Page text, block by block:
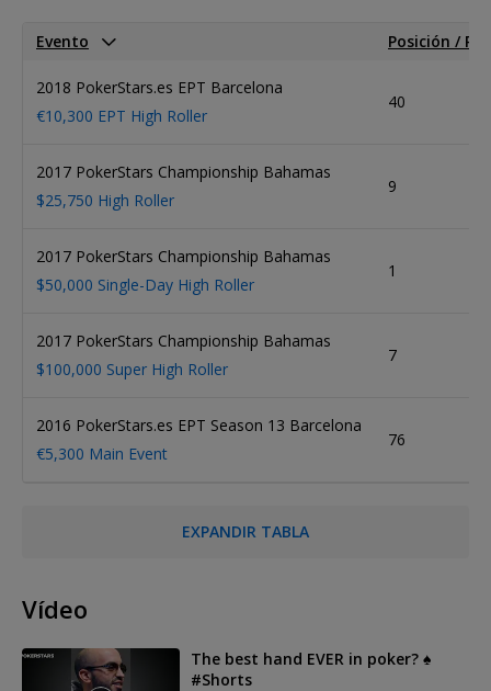
Evento Posición /
2018 PokerStars.es EPT Barcelona
€10,300 EPT High Roller
40
2017 PokerStars Championship Bahamas
$25,750 High Roller
9
2017 PokerStars Championship Bahamas
$50,000 Single-Day High Roller
1
2017 PokerStars Championship Bahamas
$100,000 Super High Roller
7
2016 PokerStars.es EPT Season 13 Barcelona
€5,300 Main Event
76
EXPANDIR TABLA
Vídeo
The best hand EVER in poker? ♠️
#Shorts